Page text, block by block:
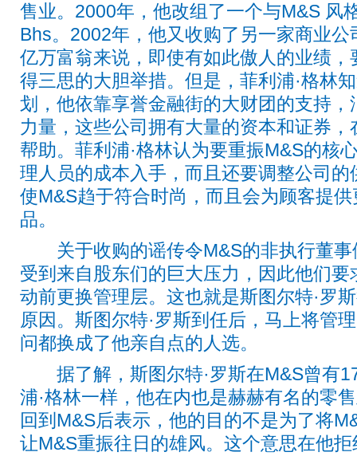
售业。2000年，他改组了一个与M&S 风
Bhs。2002年，他又收购了另一家商业
亿万富翁来说，即使有如此傲人的业绩
得三思的大胆举措。但是，菲利浦·格林
划，他依靠享誉金融街的大财团的支持
力量，这些公司拥有大量的资本和证券
帮助。菲利浦·格林认为要重振M&S的核
理人员的成本入手，而且还要调整公司
使M&S趋于符合时尚，而且会为顾客提
品。
关于收购的谣传令M&S的非执行董事
受到来自股东们的巨大压力，因此他们要
动前更换管理层。这也就是斯图尔特·罗
原因。斯图尔特·罗斯到任后，马上将管
问都换成了他亲自点的人选。
据了解，斯图尔特·罗斯在M&S曾有
浦·格林一样，他在内也是赫赫有名的零
回到M&S后表示，他的目的不是为了将
让M&S重振往日的雄风。这个意思在他